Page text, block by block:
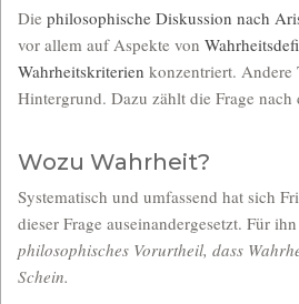
Die philosophische Diskussion nach
vor allem auf Aspekte von
Wahrheitskriterien konzentriert. Andere
Hintergrund. Dazu zählt die Frage nach
Wozu Wahrheit?
Systematisch und umfassend hat sich
dieser Frage auseinandergesetzt. Für
philosophisches Vorurtheil, dass
Schein.